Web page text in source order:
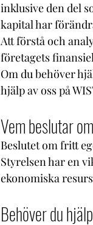
inklusive den del
kapital har
Att förstå och
företagets
Om du behöver
hjälp av oss på
Vem beslutar
Beslutet om fritt
Styrelsen har en
ekonomiska
Behöver du